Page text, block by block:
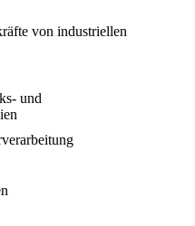
von industriellen
und